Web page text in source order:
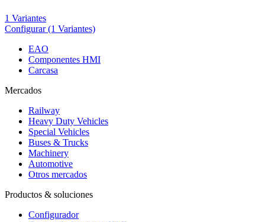
1 Variantes
Configurar(1 Variantes)
EAO
Componentes HMI
Carcasa
Mercados
Railway
Heavy Duty Vehicles
Special Vehicles
Buses & Trucks
Machinery
Automotive
Otros mercados
Productos & soluciones
Configurador